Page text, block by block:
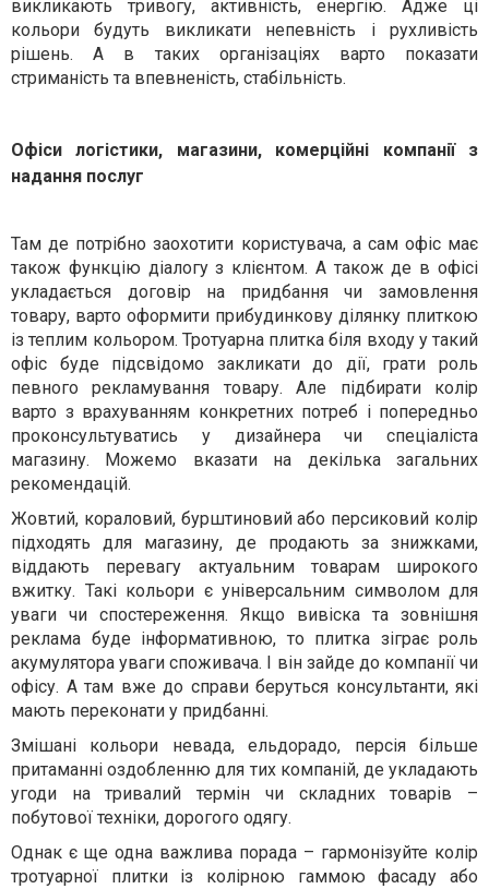
викликають тривогу, активність, енергію. Адже ці
кольори будуть викликати непевність і рухливість
рішень. А в таких організаціях варто показати
стриманість та впевненість, стабільність.
Офіси логістики, магазини, комерційні компанії з
надання послуг
Там де потрібно заохотити користувача, а сам офіс має
також функцію діалогу з клієнтом. А також де в офісі
укладається договір на придбання чи замовлення
товару, варто оформити прибудинкову ділянку плиткою
із теплим кольором. Тротуарна плитка біля входу у такий
офіс буде підсвідомо закликати до дії, грати роль
певного рекламування товару. Але підбирати колір
варто з врахуванням конкретних потреб і попередньо
проконсультуватись у дизайнера чи спеціаліста
магазину. Можемо вказати на декілька загальних
рекомендацій.
Жовтий, кораловий, бурштиновий або персиковий колір
підходять для магазину, де продають за знижками,
віддають перевагу актуальним товарам широкого
вжитку. Такі кольори є універсальним символом для
уваги чи спостереження. Якщо вивіска та зовнішня
реклама буде інформативною, то плитка зіграє роль
акумулятора уваги споживача. І він зайде до компанії чи
офісу. А там вже до справи беруться консультанти, які
мають переконати у придбанні.
Змішані кольори невада, ельдорадо, персія більше
притаманні оздобленню для тих компаній, де укладають
угоди на тривалий термін чи складних товарів –
побутової техніки, дорогого одягу.
Однак є ще одна важлива порада – гармонізуйте колір
тротуарної плитки із колірною гаммою фасаду або